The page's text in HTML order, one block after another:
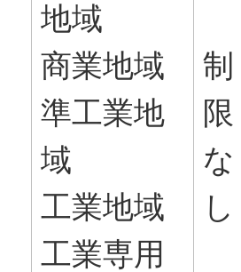
地域
商業地域
準工業地
域
工業地域
工業専用
制
限
な
し